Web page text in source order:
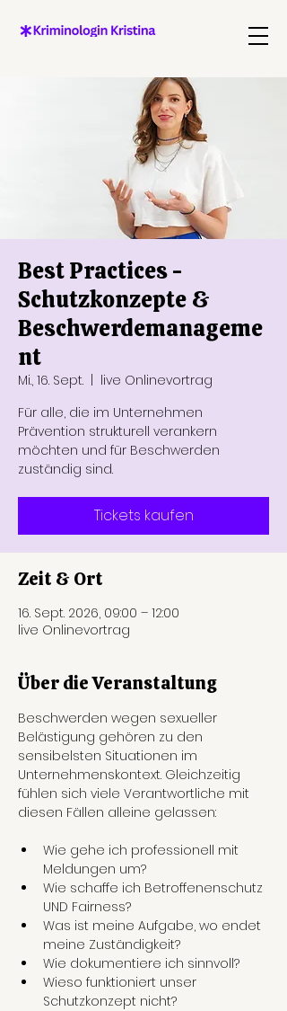
Best Practices -
Schutzkonzepte &
Beschwerdemanageme
nt
Mi., 16. Sept.
live Onlinevortrag
Für alle, die im Unternehmen
Prävention strukturell verankern
möchten und für Beschwerden
zuständig sind.
Tickets kaufen
Zeit & Ort
16. Sept. 2026, 09:00 – 12:00
live Onlinevortrag
Über die Veranstaltung
Beschwerden wegen sexueller
Belästigung gehören zu den
sensibelsten Situationen im
Unternehmenskontext. Gleichzeitig
fühlen sich viele Verantwortliche mit
diesen Fällen alleine gelassen:
Wie gehe ich professionell mit
Meldungen um?
Wie schaffe ich Betroffenenschutz
UND Fairness?
Was ist meine Aufgabe, wo endet
meine Zuständigkeit?
Wie dokumentiere ich sinnvoll?
Wieso funktioniert unser
Schutzkonzept nicht?